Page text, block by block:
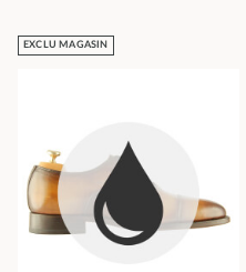
EXCLU MAGASIN